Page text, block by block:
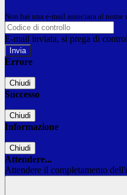
Non hai una e-mail associata al
E-mail inviata, si prega di
Errore
Chiudi
Successo
Chiudi
Informazione
Chiudi
Attendere...
Attendere il completamento